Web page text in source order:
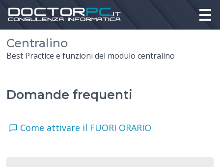
Centralino
Best Practice e funzioni del modulo centralino
Domande frequenti
Come attivare il FUORI ORARIO